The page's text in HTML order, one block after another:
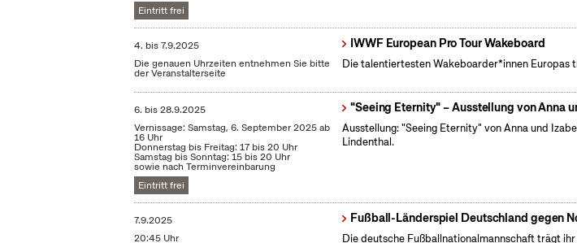
Eintritt frei
4. bis7.9.2025
Die genauen Uhrzeiten entnehmen Sie bitte
der Veranstalterseite
IWWF European Pro Tour Wakeboard
Die talentiertesten Wakeboarder*innen Europas
6. bis28.9.2025
Vernissage: Samstag, 6. September 2025 ab
16 Uhr
Donnerstag bis Freitag: 17 bis 20 Uhr
Samstag bis Sonntag: 15 bis 20 Uhr
sowie nach Terminvereinbarung
Eintritt frei
"Seeing Eternity" – Ausstellung von Anna
Ausstellung: "Seeing Eternity" von Anna und
Lindenthal.
7.9.2025
20:45 Uhr
Fußball-Länderspiel Deutschland gegen
Die deutsche Fußballnationalmannschaft trägt